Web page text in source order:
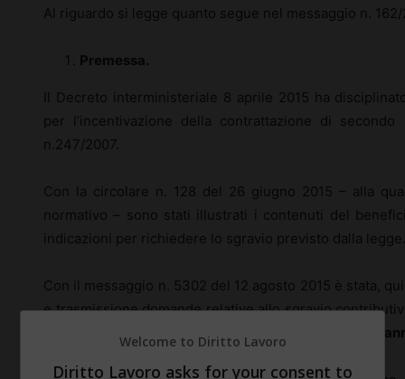
Al riguardo si legge quanto segue nel messaggio n. 162/
Premessa.
Il Decreto interministeriale 8 aprile 2015 ha
per l’incentivazione della contrattazione di
n.247/2007.
Con la circolare n. 128 del 26 giugno 2015 – alla
normativo – sono stati illustrati i contenuti del
indicazioni per richiedere lo sgravio previsto dalla legge.
Con il messaggio n. 5302 del 12 agosto 2015 è stata,
e trasmissione domande relative allo sgravio
importi corrisposti
Welcome to Diritto Lavoro
Diritto Lavoro asks for your consent to